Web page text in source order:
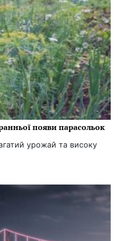
появи парасольок
урожай та високу